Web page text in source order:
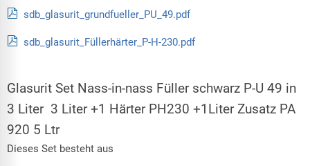
sdb_glasurit_grundfueller_PU_49.pdf
sdb_glasurit_Füllerhärter_P-H-230.pdf
Glasurit Set Nass-in-nass Füller schwarz P-U 49 in
3 Liter 3 Liter +1 Härter PH230 +1Liter Zusatz PA
920 5 Ltr
Dieses Set besteht aus